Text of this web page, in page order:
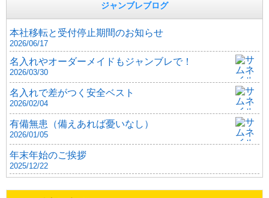
ジャンブレブログ
本社移転と受付停止期間のお知らせ
2026/06/17
名入れやオーダーメイドもジャンブレで！
2026/03/30
名入れで差がつく安全ベスト
2026/02/04
有備無患（備えあれば憂いなし）
2026/01/05
年末年始のご挨拶
2025/12/22